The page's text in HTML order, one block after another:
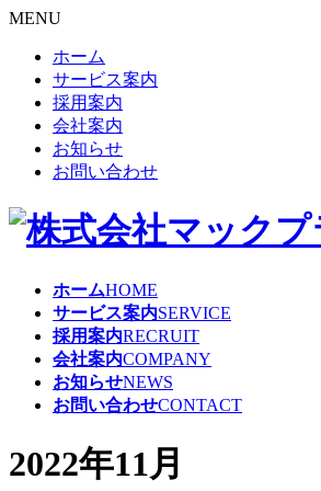
MENU
ホーム
サービス案内
採用案内
会社案内
お知らせ
お問い合わせ
ホームHOME
サービス案内SERVICE
採用案内RECRUIT
会社案内COMPANY
お知らせNEWS
お問い合わせCONTACT
2022年11月